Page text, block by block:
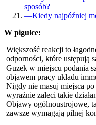
sposób?
—Kiedy najpóźniej
W pigułce:
Większość reakcji to
odporności, które ustępują
Guzek w miejscu podania
objawem pracy układu
Nigdy nie masuj miejsca
wyraźnie zaleci takie
Objawy ogólnoustrojowe,
zawsze wymagają pilnej